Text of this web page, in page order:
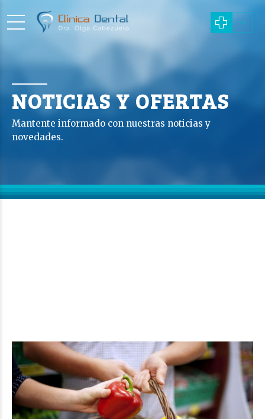
NOTICIAS Y OFERTAS
Mantente informado con nuestras noticias y
novedades.